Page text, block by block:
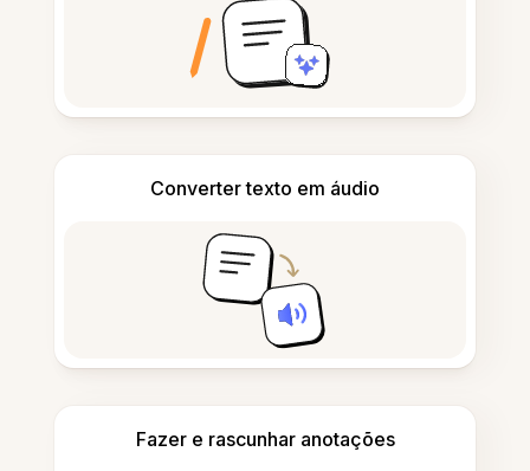
Converter texto em áudio
Fazer e rascunhar anotações